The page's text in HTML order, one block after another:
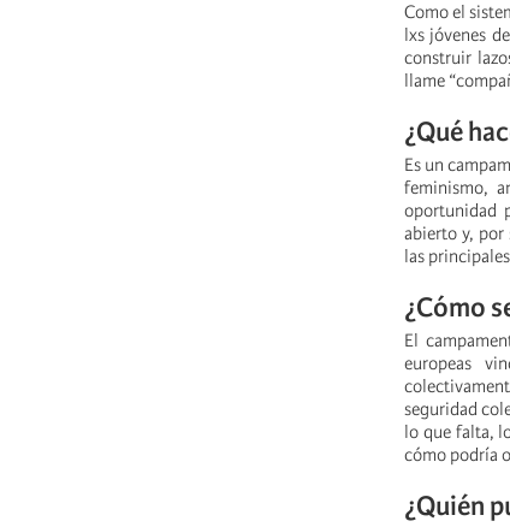
Como el
lxs jóvenes
construir
llame
¿Qué
Es un
feminismo,
oportunidad
abierto y, por
las
¿Cómo
El
europeas
seguridad
lo que falta,
cómo podría
¿Quién